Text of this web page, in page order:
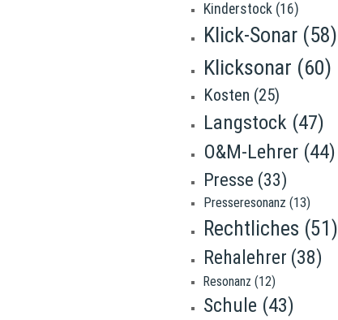
Kinderstock(16)
Klick-Sonar(58)
Klicksonar (60)
Kosten (25)
Langstock (47)
O&M-Lehrer(44)
Presse (33)
Presseresonanz (13)
Rechtliches (51)
Rehalehrer (38)
Resonanz (12)
Schule(43)